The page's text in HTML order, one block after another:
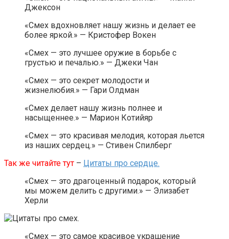
Джексон
«Смех вдохновляет нашу жизнь и делает ее
более яркой.» — Кристофер Вокен
«Смех — это лучшее оружие в борьбе с
грустью и печалью.» — Джеки Чан
«Смех — это секрет молодости и
жизнелюбия.» — Гари Олдман
«Смех делает нашу жизнь полнее и
насыщеннее.» — Марион Котийяр
«Смех — это красивая мелодия, которая льется
из наших сердец.» — Стивен Спилберг
Так же читайте тут – Цитаты про сердце.
«Смех — это драгоценный подарок, который
мы можем делить с другими.» — Элизабет
Херли
«Смех — это самое красивое украшение